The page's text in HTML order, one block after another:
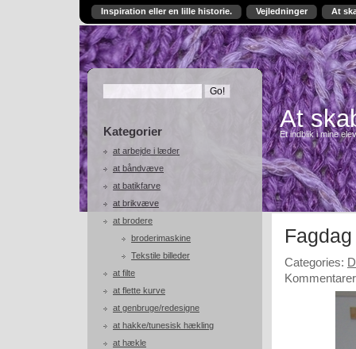
Inspiration eller en lille historie. Vejledninger At
Kategorier
at arbejde i læder
at båndvæve
at batikfarve
at brikvæve
at brodere
broderimaskine
Tekstile billeder
at filte
at flette kurve
at genbruge/redesigne
at hakke/tunesisk hækling
at hækle
At
Et indblik i mine
Categories: